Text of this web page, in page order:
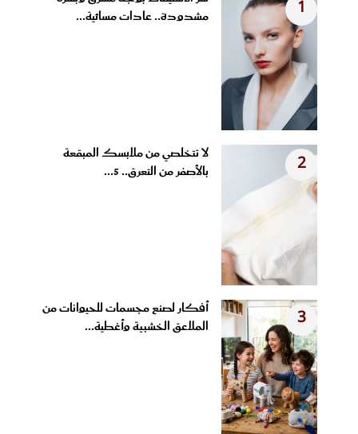
1
مشدودة.. عادات مسائية...
2
لا تتخلصي من ملابسك المبقعة
بالأصفر من التعرق.. 5...
3
أفكار لصنع مجسمات للحيوانات من
الملاعق الخشبية وأغطية...